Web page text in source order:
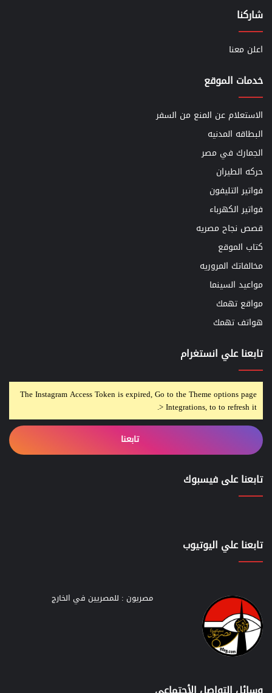
شاركنا
اعلن معنا
خدمات الموقع
الاستعلام عن المنع من السفر
البطاقه المدنيه
الجمارك في مصر
حركه الطيران
فواتير التليفون
فواتير الكهرباء
قصص نجاح مصريه
كتاب الموقع
مخالفاتك المروريه
مواعيد السينما
مواقع تهمك
هواتف تهمك
تابعنا علي انستغرام
The Instagram Access Token is expired, Go to the Theme options page
> Integrations, to to refresh it.
تابعنا
تابعنا على فيسبوك
تابعنا علي اليوتيوب
مصريون : للمصريين في الخارج